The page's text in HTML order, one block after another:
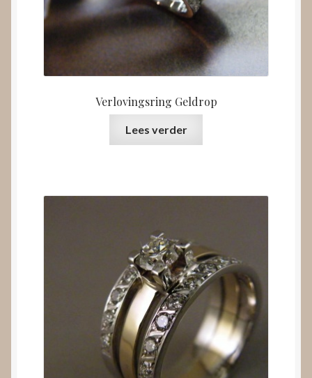
Verlovingsring Geldrop
Lees verder